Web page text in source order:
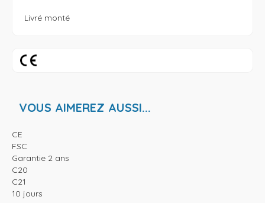
Livré monté
VOUS AIMEREZ AUSSI...
CE
FSC
Garantie 2 ans
C20
C21
10 jours